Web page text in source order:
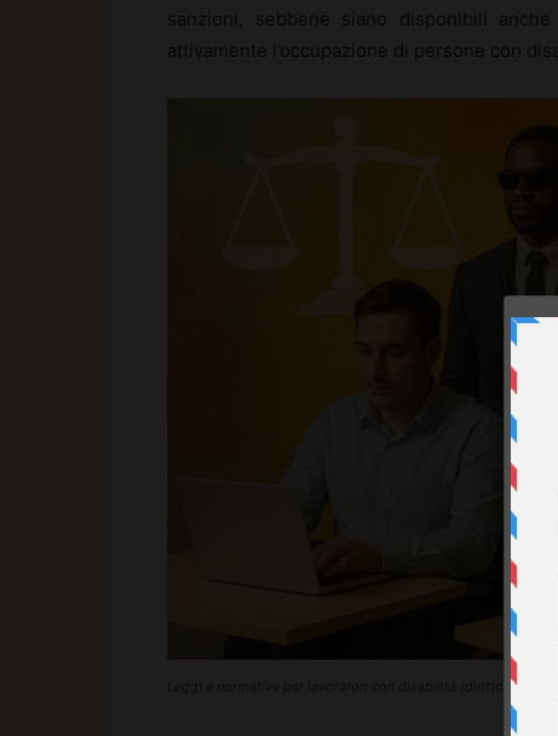
sanzioni, sebbene siano disponibili
attivamente l’occupazione di persone con
Leggi e normative per lavoratori con disabilità (diritto-